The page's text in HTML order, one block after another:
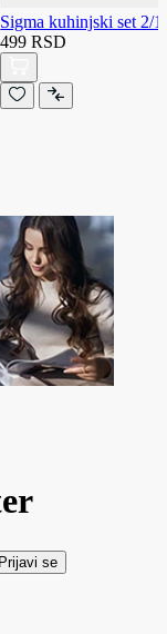
Sigma kuhinjski set 2/1
499 RSD
Prijavi se